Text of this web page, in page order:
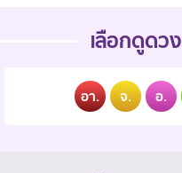
เลือกดูดว
อา. จ. อ.